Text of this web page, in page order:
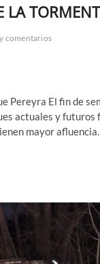
LA
comentarios
Pereyra El fin de
actuales y futuros
mayor afluencia…